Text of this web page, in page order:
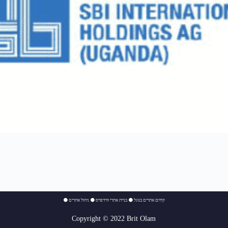
⚫ קידום אתרים בגוגל ⚫בניית אתרי וורדפרס ⚫ניהול אתרים
Copyright © 2022 Brit Olam